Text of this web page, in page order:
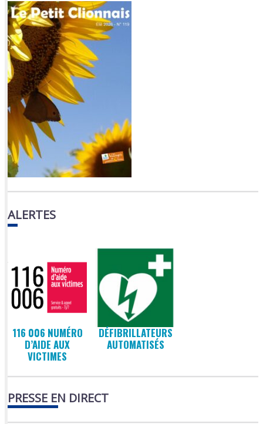
ALERTES
116 006 NUMÉRO
D’AIDE AUX
VICTIMES
DÉFIBRILLATEURS
AUTOMATISÉS
PRESSE EN DIRECT